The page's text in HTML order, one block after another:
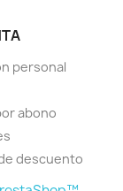
personal
abono
descuento